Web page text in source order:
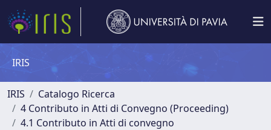
IRIS
IRIS
Catalogo Ricerca
4 Contributo in Atti di Convegno (Proceeding)
4.1 Contributo in Atti di convegno